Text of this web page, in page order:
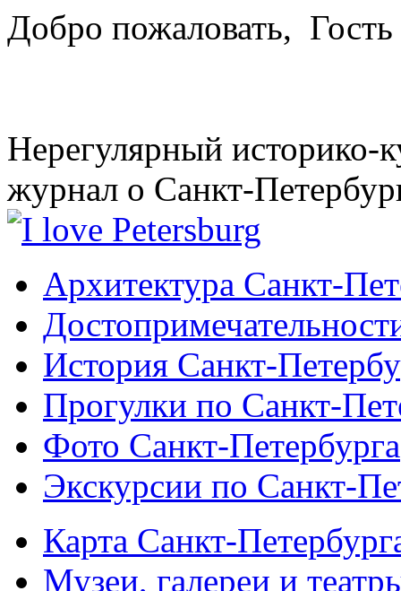
Добро пожаловать, Гость
Нерегулярный историко-
журнал о Санкт-
Архитектура Санкт-
История Санкт-
Прогулки по Санкт-
Фото Санкт-Петербурга
Экскурсии по Санкт-
Карта Санкт-
Музеи, галереи и